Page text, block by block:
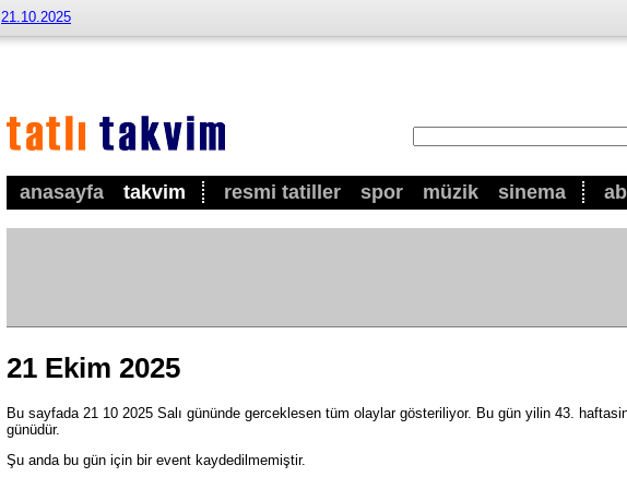
anasayfa takvim resmi tatiller spor müzik sinema
21.10.2025
21 Ekim 2025
Bu sayfada 21 10 2025 Salı gününde gerceklesen tüm olaylar gösteriliyor. Bu gün yilin 43.
günüdür.
Şu anda bu gün için bir event kaydedilmemiştir.